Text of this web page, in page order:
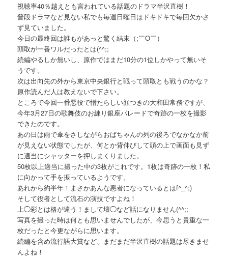
視聴率40％越えとも言われている話題のドラマ半沢直樹！
普段ドラマなど見ない私でも毎週日曜日はドキドキで毎回欠かさ
ず見ていました。
今日の最終回は誰もがあっと驚く結末（;￣O￣）
頭取が一番ワルだったとは(^^;;
続編やるしか無いし、原作ではまだ10分の1位しかやって無いそ
うです。
次は出向先の外から東京中央銀行と戦って頭取とも戦うのかな？
原作読んだ人は教えないで下さい。
ところで今回一番悪役で憎たらしい顔つきの大和田常務ですが、
今年3月27日の歌舞伎のお練り銀座パレードで奇跡の一枚を撮影
できたのです。
あの日は雨で傘をさしながらおばちゃんの列の後ろでなかなか前
が見えない状態でしたが、何とか背伸びして頭の上で画面も見ず
に適当にシャッターを押しまくりました。
50枚以上適当に撮った中の3枚がこれです。1枚は奇跡の一枚！私
に向かって手を振っているようです。
あれから約半年！まさかあんな悪者になっているとはf^_^;)
そして役者として流石の演技ですよね！
上◯彩とは格が違う！まして壇◯など話になりません(^^;;
写真を撮った時は何とも思いませんでしたが、今思うと貴重な一
枚だったと今更ながらに思います。
続編を含め流行語大賞など、まだまだ半沢直樹の話題は尽きませ
んよね！